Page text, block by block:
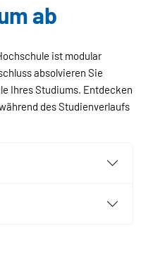
ab
ist modular
absolvieren Sie
Ihres Studiums. Entdecken
des Studienverlaufs